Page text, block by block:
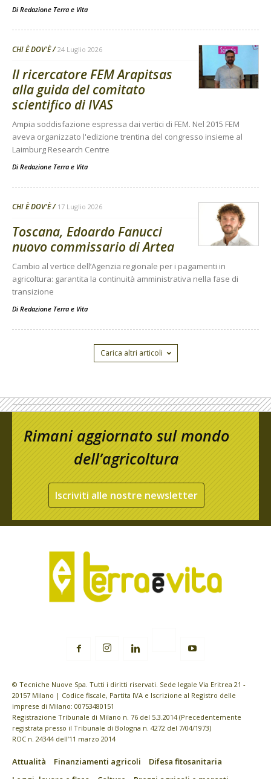
Di Redazione Terra e Vita
CHI È DOV'È 24 Luglio 2026
Il ricercatore FEM Arapitsas
alla guida del comitato
scientifico di IVAS
Ampia soddisfazione espressa dai vertici di FEM. Nel 2015 FEM
aveva organizzato l'edizione trentina del congresso insieme al
Laimburg Research Centre
Di Redazione Terra e Vita
CHI È DOV'È 17 Luglio 2026
Toscana, Edoardo Fanucci
nuovo commissario di Artea
Cambio al vertice dell’Agenzia regionale per i pagamenti in
agricoltura: garantita la continuità amministrativa nella fase di
transizione
Di Redazione Terra e Vita
Carica altri articoli
Rimani aggiornato sul mondo
dell’agricoltura
Iscriviti alle nostre newsletter
© Tecniche Nuove Spa. Tutti i diritti riservati. Sede legale Via Eritrea 21 -
20157 Milano | Codice fiscale, Partita IVA e Iscrizione al Registro delle
imprese di Milano: 00753480151
Registrazione Tribunale di Milano n. 76 del 5.3.2014 (Precedentemente
registrata presso il Tribunale di Bologna n. 4272 del 7/04/1973)
ROC n. 24344 dell’11 marzo 2014
Attualità Finanziamenti agricoli
Difesa fitosanitaria